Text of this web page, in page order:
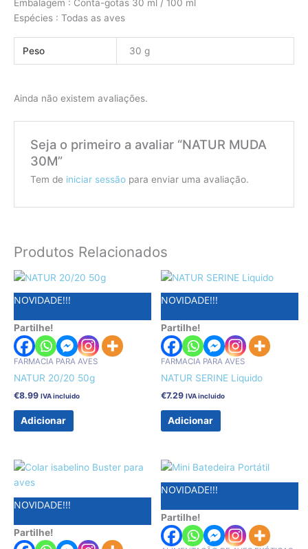
Embalagem : Conta-gotas 30 ml / 100 ml
Espécies : Todas as aves
Peso 30 g
Ainda não existem avaliações.
Seja o primeiro a avaliar “NATUR MUDA
30M”
Tem de iniciar sessãopara enviar uma avaliação.
Produtos Relacionados
NOVIDADE!!!
Partilhe!
FARMACIA PARA AVES
NATUR 20/20 50g
€8.99 IVA incluido
Adicionar
NOVIDADE!!!
Partilhe!
FARMACIA PARA AVES
NATUR SERINE Liquido
€7.29 IVA incluido
Adicionar
NOVIDADE!!!
Partilhe!
NOVIDADE!!!
Partilhe!